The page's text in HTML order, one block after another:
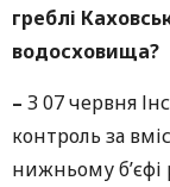
греблі
водосховища?
– З 07 червня
контроль за
нижньому б’єфі